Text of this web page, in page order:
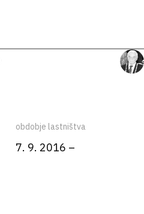
obdobje lastništva
7. 9. 2016 –